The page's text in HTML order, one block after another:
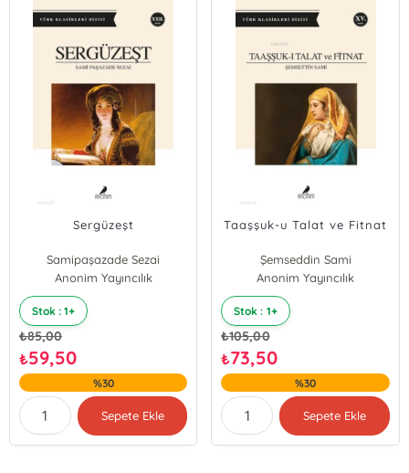
Sergüzeşt
Samipaşazade Sezai
Anonim Yayıncılık
Stok : 1+
₺85,00
₺59,50
%30
Sepete Ekle
Taaşşuk-u Talat ve Fitnat
Şemseddin Sami
Anonim Yayıncılık
Stok : 1+
₺105,00
₺73,50
%30
Sepete Ekle